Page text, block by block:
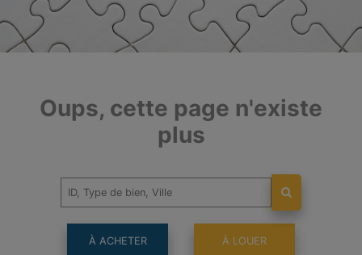
Oups, cette page n'existe
plus
À ACHETER À LOUER